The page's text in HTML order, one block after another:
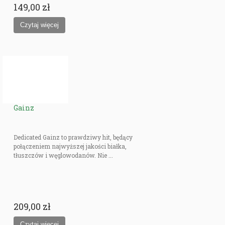
149,00 zł
Gainz
Dedicated Gainz to prawdziwy hit, będący
połączeniem najwyższej jakości białka,
tłuszczów i węglowodanów. Nie ...
209,00 zł